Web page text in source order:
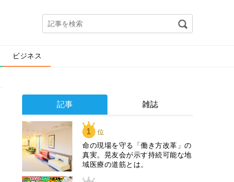
ビジネス
記事 雑誌
1 位
​命の現場を守る「働き方改革」の
真実。晃友会が示す持続可能な地
域医療の道筋とは。